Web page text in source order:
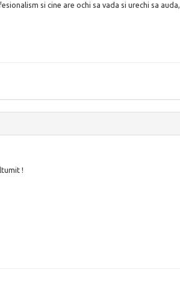
si cine are ochi sa vada si urechi sa auda,
!